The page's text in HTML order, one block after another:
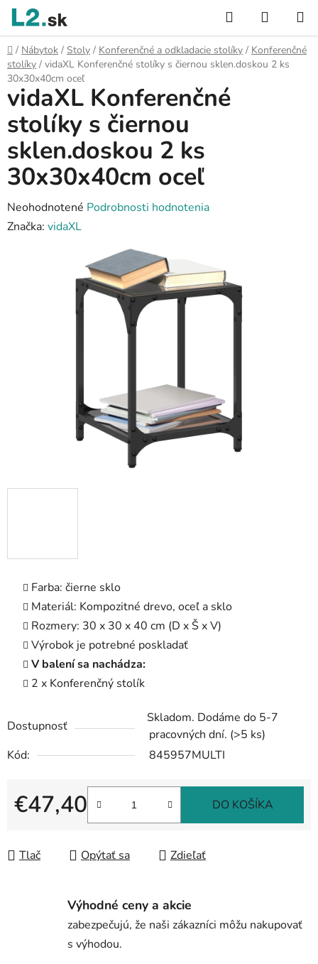
Prejsť
obsah
Hľadať
KOŠÍK
Domov
/ Nábytok / Stoly / Konferenčné a odkladacie stolíky / Konferenčné
stolíky / vidaXL Konferenčné stolíky s čiernou sklen.doskou 2 ks
30x30x40cm oceľ
Farba: čierne sklo
Materiál: Kompozitné drevo, oceľ a sklo
Rozmery: 30 x 30 x 40 cm (D x Š x V)
Výrobok je potrebné poskladať
V balení sa nachádza:
2 x Konferenčný stolík
Dostupnosť
Skladom. Dodáme do 5-7
pracovných dní. (>5 ks)
Kód:
845957MULTI
€47,40
Jednotková cena:
DO KOŠÍKA
Tlač Opýtať sa Zdieľať
vidaXL Konferenčné
stolíky s čiernou
sklen.doskou 2 ks
30x30x40cm oceľ
Priemerné
hodnotenie
Neohodnotené Podrobnosti hodnotenia
Značka: vidaXL
Výhodné ceny a akcie
zabezpečujú, že naši zákazníci môžu nakupovať
s výhodou.